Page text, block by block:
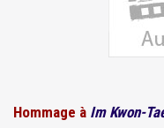
Hommage à Im Kwon-